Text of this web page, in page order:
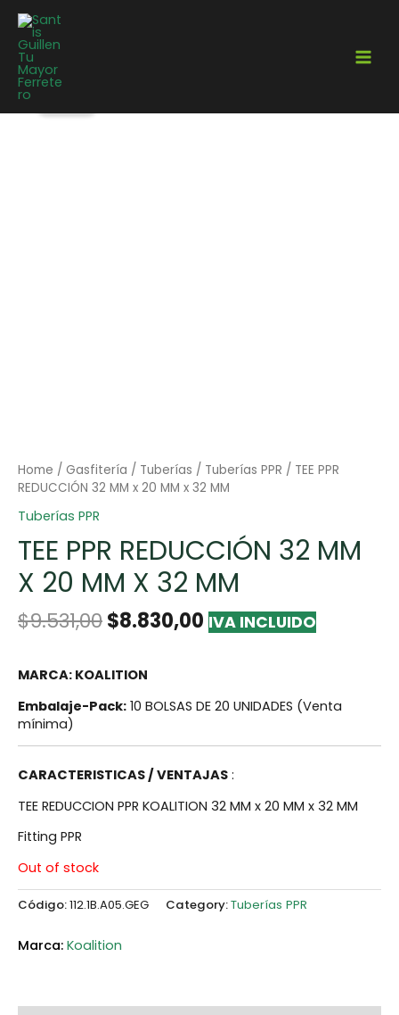
Home / Gasfitería / Tuberías / Tuberías PPR / TEE PPR
REDUCCIÓN 32 MM x 20 MM x 32 MM
Tuberías PPR
TEE PPR REDUCCIÓN 32 MM
X 20 MM X 32 MM
$9.531,00$8.830,00 IVA INCLUIDO
MARCA: KOALITION
Embalaje-Pack: 10 BOLSAS DE 20 UNIDADES (Venta
mínima)
CARACTERISTICAS / VENTAJAS :
TEE REDUCCION PPR KOALITION 32 MM x 20 MM x 32 MM
Fitting PPR
Out of stock
Código:112.1B.A05.GEG Category:Tuberías PPR
Koalition